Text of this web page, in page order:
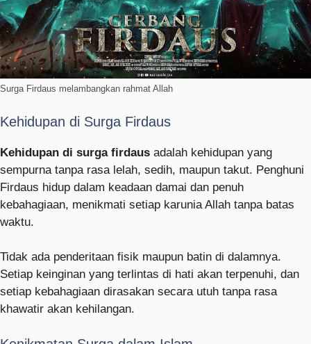
Surga Firdaus melambangkan rahmat Allah
Kehidupan di Surga Firdaus
Kehidupan di surga firdaus adalah kehidupan yang
sempurna tanpa rasa lelah, sedih, maupun takut. Penghuni
Firdaus hidup dalam keadaan damai dan penuh
kebahagiaan, menikmati setiap karunia Allah tanpa batas
waktu.
Tidak ada penderitaan fisik maupun batin di dalamnya.
Setiap keinginan yang terlintas di hati akan terpenuhi, dan
setiap kebahagiaan dirasakan secara utuh tanpa rasa
khawatir akan kehilangan.